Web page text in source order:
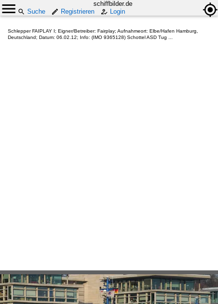
schiffbilder.de
Suche
Registrieren Login
Schlepper FAIPLAY I; Eigner/Betreiber: Fairplay; Aufnahmeort: Elbe/Hafen Hamburg,
Deutschland; Datum: 06.02.12; Info: (IMO 9365128) Schottel ASD Tug ...